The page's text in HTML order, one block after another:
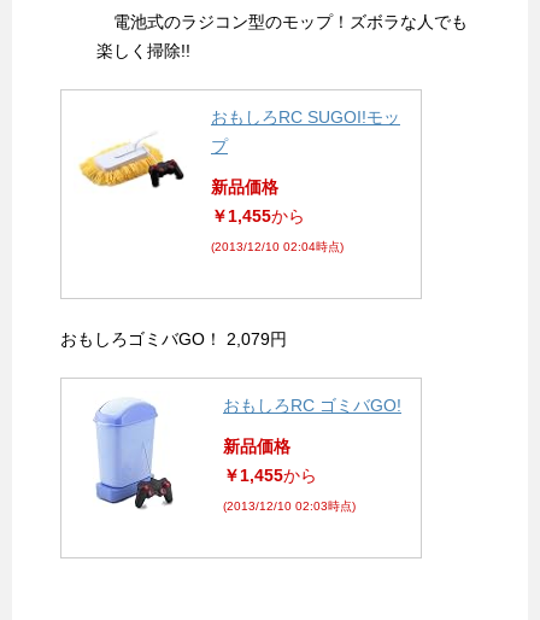
電池式のラジコン型のモップ！ズボラな人でも
楽しく掃除!!
おもしろRC SUGOI!モッ
プ
新品価格
￥1,455から
(2013/12/10 02:04時点)
おもしろゴミバGO！ 2,079円
おもしろRC ゴミバGO!
新品価格
￥1,455から
(2013/12/10 02:03時点)